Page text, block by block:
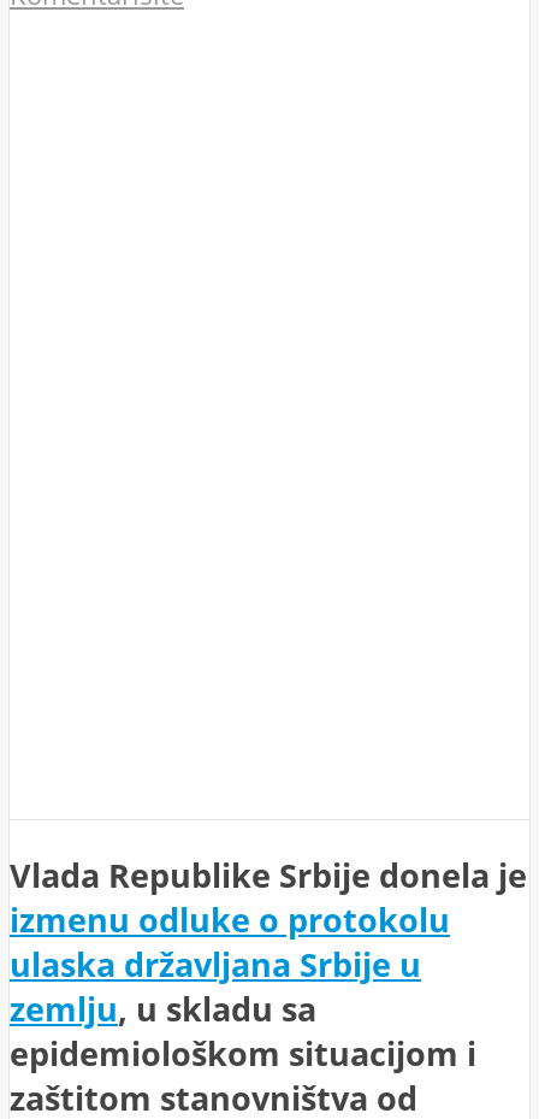
Vlada Republike Srbije donela je
izmenu odluke o protokolu
ulaska državljana Srbije u
zemlju, u skladu sa
epidemiološkom situacijom i
zaštitom stanovništva od